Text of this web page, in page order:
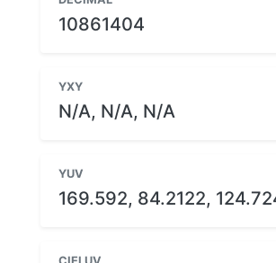
10861404
YXY
N/A, N/A, N/A
YUV
169.592, 84.2122,
CIELUV